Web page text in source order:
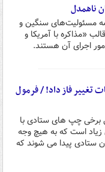
ناهمدل
مسئولیت‌های سنگین و
«مذاکره با آمریکا و
اجرای آن هستند.
تغییر فاز داد! / فرمول
چپ های ستادی با
است که به هیچ وجه
ستادی پیدا می شوند که